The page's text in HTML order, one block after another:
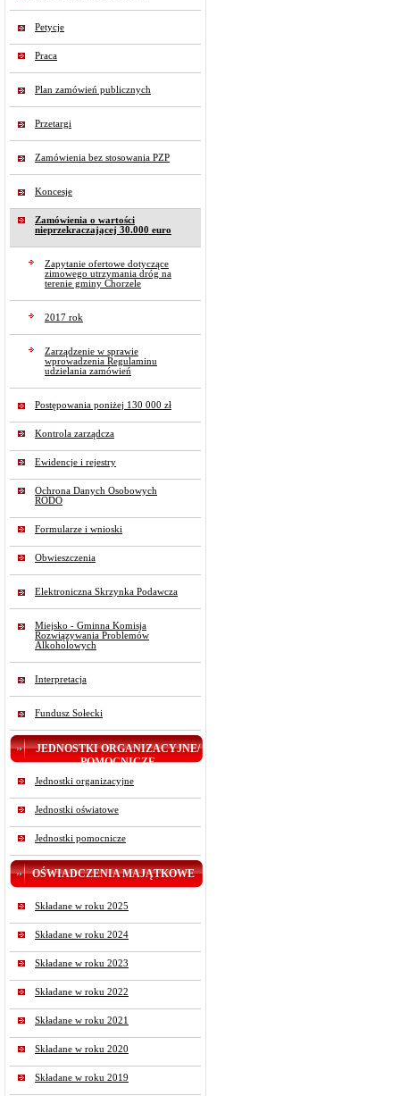
Petycje
Praca
Plan zamówień publicznych
Przetargi
Zamówienia bez stosowania PZP
Koncesje
Zamówienia o wartości
nieprzekraczającej 30.000 euro
Zapytanie ofertowe dotyczące
zimowego utrzymania dróg na
terenie gminy Chorzele
2017 rok
Zarządzenie w sprawie
wprowadzenia Regulaminu
udzielania zamówień
Postępowania poniżej 130 000 zł
Kontrola zarządcza
Ewidencje i rejestry
Ochrona Danych Osobowych
RODO
Formularze i wnioski
Obwieszczenia
Elektroniczna Skrzynka Podawcza
Miejsko - Gminna Komisja
Rozwiązywania Problemów
Alkoholowych
Interpretacja
Fundusz Sołecki
JEDNOSTKI ORGANIZACYJNE/
POMOCNICZE
Jednostki organizacyjne
Jednostki oświatowe
Jednostki pomocnicze
OŚWIADCZENIA MAJĄTKOWE
Składane w roku 2025
Składane w roku 2024
Składane w roku 2023
Składane w roku 2022
Składane w roku 2021
Składane w roku 2020
Składane w roku 2019